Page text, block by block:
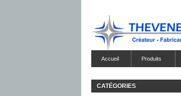
Accueil Produits
CATÉGORIES